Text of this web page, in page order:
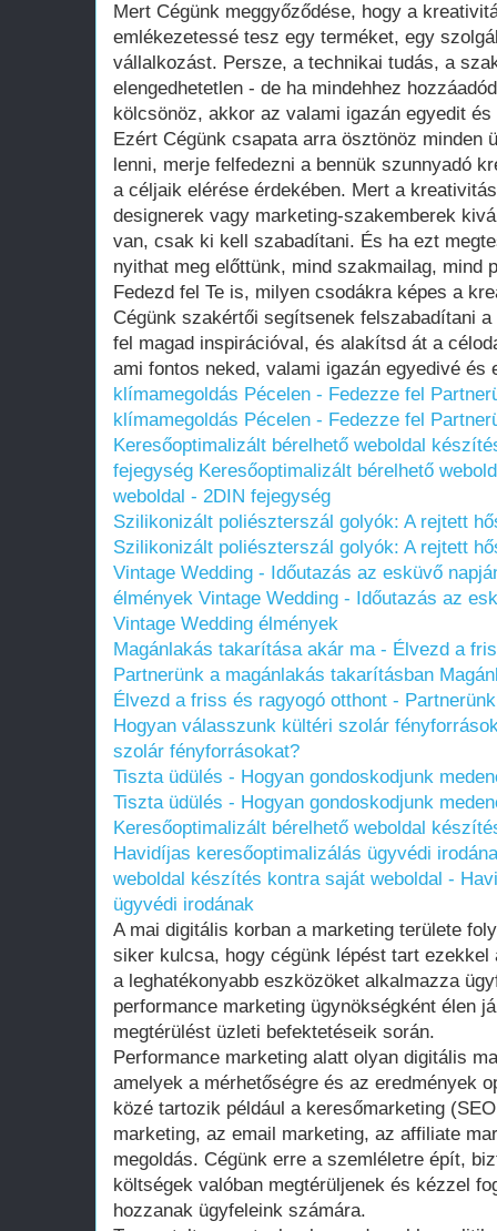
Mert Cégünk meggyőződése, hogy a
emlékezetessé tesz egy terméket, egy
vállalkozást. Persze, a technikai tudás, a
elengedhetetlen - de ha mindehhez
kölcsönöz, akkor az valami igazán egyedit
Ezért Cégünk csapata arra ösztönöz minden
lenni, merje felfedezni a bennük szunnyadó
a céljaik elérése érdekében. Mert a
designerek vagy marketing-szakemberek
van, csak ki kell szabadítani. És ha ezt
nyithat meg előttünk, mind szakmailag, mind
Fedezd fel Te is, milyen csodákra képes a
Cégünk szakértői segítsenek felszabadítani
fel magad inspirációval, és alakítsd át a
ami fontos neked, valami igazán egyedivé és
klímamegoldás Pécelen - Fedezze fel
klímamegoldás Pécelen - Fedezze fel
Keresőoptimalizált bérelhető weboldal
fejegység Keresőoptimalizált bérelhető
weboldal - 2DIN fejegység
Szilikonizált poliészterszál golyók: A rejtett
Szilikonizált poliészterszál golyók: A rejtett
Vintage Wedding - Időutazás az esküvő
élmények Vintage Wedding - Időutazás az
Vintage Wedding élmények
Magánlakás takarítása akár ma - Élvezd a
Partnerünk a magánlakás takarításban
Élvezd a friss és ragyogó otthont -
Hogyan válasszunk kültéri szolár
szolár fényforrásokat?
Tiszta üdülés - Hogyan gondoskodjunk
Tiszta üdülés - Hogyan gondoskodjunk
Keresőoptimalizált bérelhető weboldal
Havidíjas keresőoptimalizálás ügyvédi
weboldal készítés kontra saját weboldal -
ügyvédi irodának
A mai digitális korban a marketing területe
siker kulcsa, hogy cégünk lépést tart
a leghatékonyabb eszközöket alkalmazza
performance marketing ügynökségként élen
megtérülést üzleti befektetéseik során.
Performance marketing alatt olyan digitális
amelyek a mérhetőségre és az eredmények
közé tartozik például a keresőmarketing
marketing, az email marketing, az affiliate
megoldás. Cégünk erre a szemléletre épít,
költségek valóban megtérüljenek és kézzel
hozzanak ügyfeleink számára.